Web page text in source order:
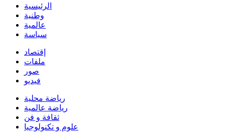
الرئيسية
وطنية
عالمية
سياسة
إقتصاد
ملفات
صور
فيديو
رياضة محلية
رياضة عالمية
ثقافة و فن
علوم و تكنولوجيا